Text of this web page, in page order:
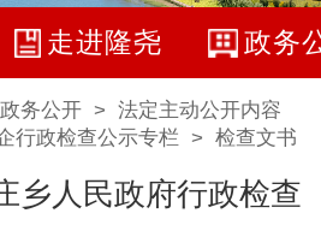
走进隆尧 政务
政务公开> 法定主动公开内容
行政检查公示专栏 > 检查文书
乡人民政府行政检查